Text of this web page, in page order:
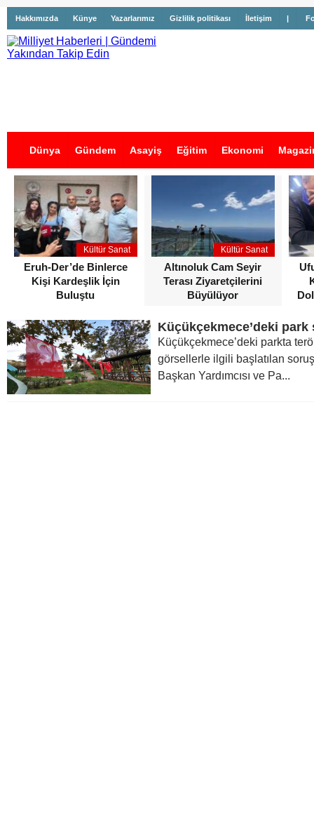
Hakkımızda Künye Yazarlarımız Gizlilik politikası İletişim |
Dünya Gündem Asayiş Eğitim Ekonomi
İş İlanları
Kültür Sanat
Eruh-Der’de Binlerce
Kişi Kardeşlik İçin
Buluştu
Kültür Sanat
Altınoluk Cam Seyir
Terası Ziyaretçilerini
Büyülüyor
Küçükçekmece’deki parkta
görsellerle ilgili başlatılan
Başkan Yardımcısı ve Pa...